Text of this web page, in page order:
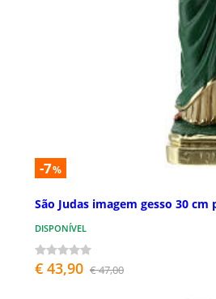
-7%
São Judas imagem gesso 30
DISPONÍVEL
€ 43,90 € 47,00